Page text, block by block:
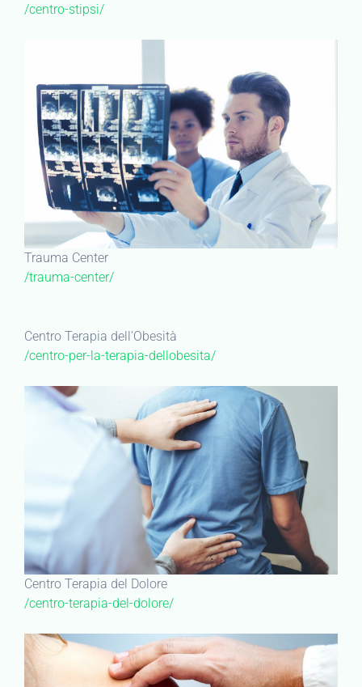
/centro-stipsi/
Trauma Center
/trauma-center/
Centro Terapia dell’Obesità
/centro-per-la-terapia-dellobesita/
Centro Terapia del Dolore
/centro-terapia-del-dolore/